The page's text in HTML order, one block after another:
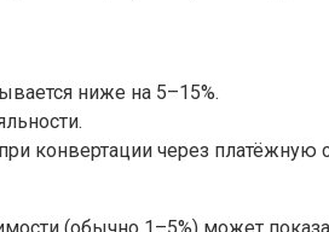
ниже на 5–15%.
конвертации через платёжную